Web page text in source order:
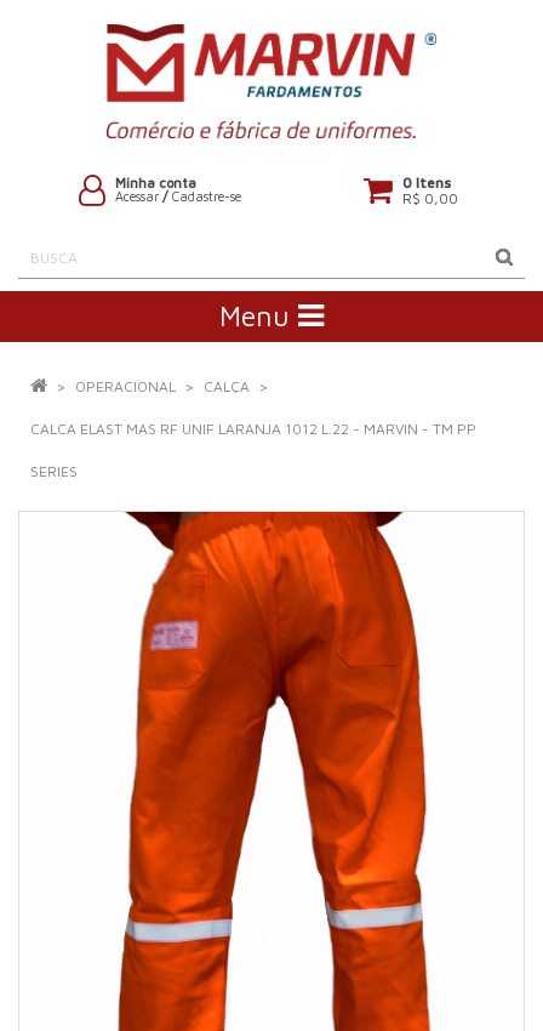
Minha conta
Acessar /Cadastre-se
0 Itens
R$ 0,00
Menu
OPERACIONAL CALÇA
CALCA ELAST MAS RF UNIF LARANJA 1012 L.22 - MARVIN - TM PP
SERIES